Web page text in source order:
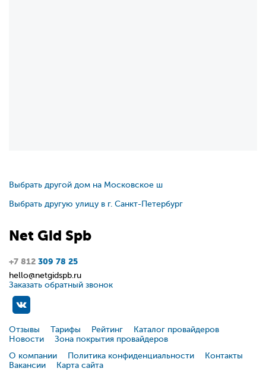
Выбрать другой дом на Московское ш
Выбрать другую улицу в г. Санкт-Петербург
Net Gid Spb
+7 812 309 78 25
hello@netgidspb.ru
Заказать обратный звонок
Отзывы Тарифы Рейтинг
Каталог провайдеров
Новости
Зона покрытия провайдеров
О компании
Политика конфиденциальности
Контакты
Вакансии
Карта сайта